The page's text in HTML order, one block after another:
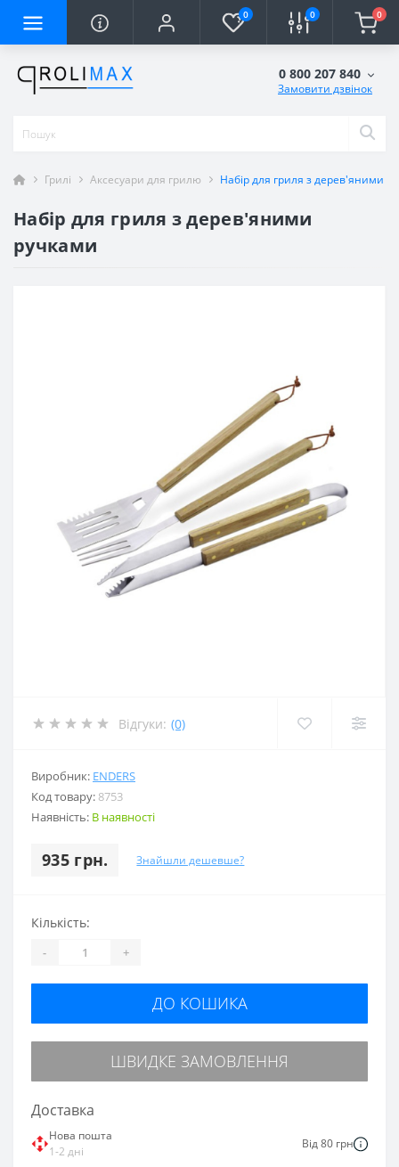
0 0 0
0 800 207 840
Замовити дзвінок
Грилі Аксесуари для грилю Набір для гриля з дерев'яними
Набір для гриля з дерев'яними
ручками
Відгуки: (0)
Виробник: ENDERS
Код товару: 8753
Наявність: В наявності
935 грн. Знайшли дешевше?
Кількість:
- +
ДО КОШИКА
ШВИДКЕ ЗАМОВЛЕННЯ
Доставка
Нова пошта
1-2 дні
Від 80 грн